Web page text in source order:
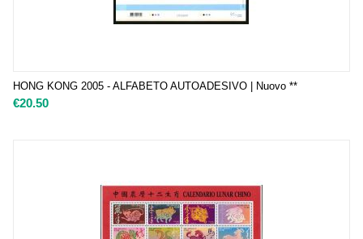
HONG KONG 2005 - ALFABETO AUTOADESIVO | Nuovo **
€20.50